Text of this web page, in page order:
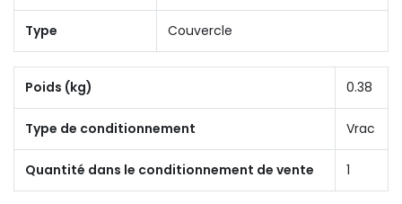
Type Couvercle
Poids (kg) 0.38
Type de conditionnement Vrac
Quantité dans le conditionnement de vente 1